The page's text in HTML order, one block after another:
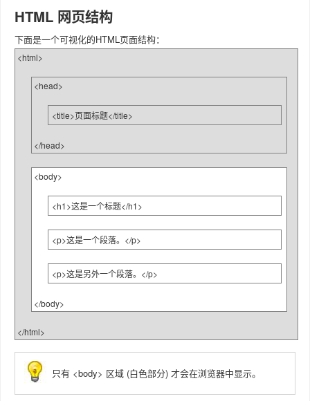
HTML 网页结构
下面是一个可视化的HTML页面结构：
<html>
<head>
<title>页面标题</title>
</head>
<body>
<h1>这是一个标题</h1>
<p>这是一个段落。</p>
<p>这是另外一个段落。</p>
</body>
</html>
只有 <body> 区域 (白色部分) 才会在浏览器中显示。